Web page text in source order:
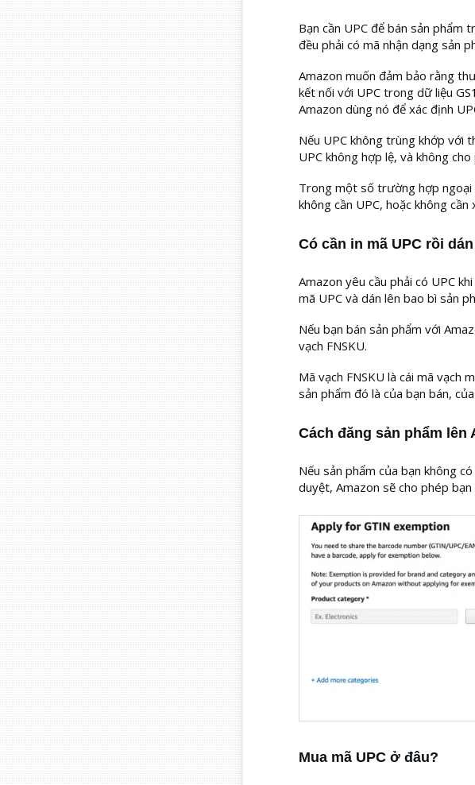
Bạn cần UPC để bán sản phẩm
đều phải có mã nhận dạng sản
Amazon muốn đảm bảo rằng
kết nối với UPC trong dữ liệu
Amazon dùng nó để xác định
Nếu UPC không trùng khớp với
UPC không hợp lệ, và không
Trong một số trường hợp ngoại
không cần UPC, hoặc không cần
Có cần in mã UPC rồi
Amazon yêu cầu phải có UPC
mã UPC và dán lên bao bì sản
Nếu bạn bán sản phẩm với
vạch FNSKU.
Mã vạch FNSKU là cái mã vạch
sản phẩm đó là của bạn bán,
Cách đăng sản phẩm lên
Nếu sản phẩm của bạn không
duyệt, Amazon sẽ cho phép
Mua mã UPC ở đâu?